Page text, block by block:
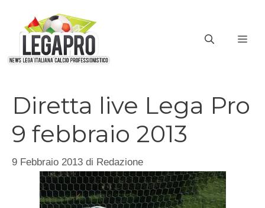
contenuto
Diretta live Lega Pro
9 febbraio 2013
9 Febbraio 2013 di Redazione